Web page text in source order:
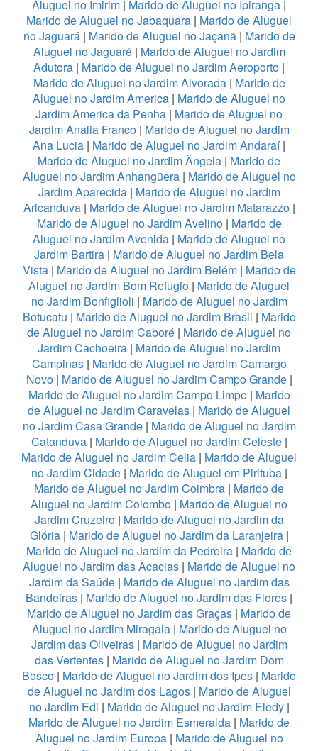
Aluguel no Imirim | Marido de Aluguel no Ipiranga |
Marido de Aluguel no Jabaquara | Marido de Aluguel
no Jaguará| Marido de Aluguel no Jaçanã| Marido de
Aluguel no Jaguaré| Marido de Aluguel no Jardim
Adutora | Marido de Aluguel no Jardim Aeroporto |
Marido de Aluguel no Jardim Alvorada| Marido de
Aluguel no Jardim America | Marido de Aluguel no
Jardim America da Penha | Marido de Aluguel no
Jardim Analia Franco| Marido de Aluguel no Jardim
Ana Lucia | Marido de Aluguel no Jardim Andaraí|
Marido de Aluguel no Jardim Ângela | Marido de
Aluguel no Jardim Anhangüera| Marido de Aluguel no
Jardim Aparecida| Marido de Aluguel no Jardim
Aricanduva| Marido de Aluguel no Jardim Matarazzo|
Marido de Aluguel no Jardim Avelino| Marido de
Aluguel no Jardim Avenida | Marido de Aluguel no
Jardim Bartira | Marido de Aluguel no Jardim Bela
Vista| Marido de Aluguel no Jardim Belém| Marido de
Aluguel no Jardim Bom Refugio | Marido de Aluguel
no Jardim Bonfiglioli | Marido de Aluguel no Jardim
Botucatu | Marido de Aluguel no Jardim Brasil | Marido
de Aluguel no Jardim Caboré | Marido de Aluguel no
Jardim Cachoeira | Marido de Aluguel no Jardim
Campinas| Marido de Aluguel no Jardim Camargo
Novo| Marido de Aluguel no Jardim Campo Grande|
Marido de Aluguel no Jardim Campo Limpo| Marido
de Aluguel no Jardim Caravelas | Marido de Aluguel
no Jardim Casa Grande| Marido de Aluguel no Jardim
Catanduva| Marido de Aluguel no Jardim Celeste|
Marido de Aluguel no Jardim Celia | Marido de Aluguel
no Jardim Cidade| Marido de Aluguel em Pirituba|
Marido de Aluguel no Jardim Coimbra | Marido de
Aluguel no Jardim Colombo | Marido de Aluguel no
Jardim Cruzeiro| Marido de Aluguel no Jardim da
Glória| Marido de Aluguel no Jardim da Laranjeira|
Marido de Aluguel no Jardim da Pedreira | Marido de
Aluguel no Jardim das Acacias | Marido de Aluguel no
Jardim da Saúde| Marido de Aluguel no Jardim das
Bandeiras | Marido de Aluguel no Jardim das Flores |
Marido de Aluguel no Jardim das Graças | Marido de
Aluguel no Jardim Miragaia| Marido de Aluguel no
Jardim das Oliveiras| Marido de Aluguel no Jardim
das Vertentes| Marido de Aluguel no Jardim Dom
Bosco | Marido de Aluguel no Jardim dos Ipes | Marido
de Aluguel no Jardim dos Lagos| Marido de Aluguel
no Jardim Edi | Marido de Aluguel no Jardim Eledy|
Marido de Aluguel no Jardim Esmeralda | Marido de
Aluguel no Jardim Europa| Marido de Aluguel no